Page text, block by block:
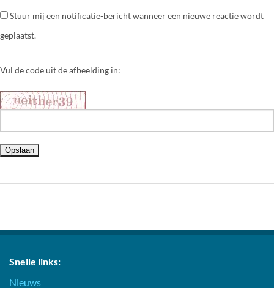
Stuur mij een notificatie-bericht wanneer een nieuwe reactie wordt
geplaatst.
Vul de code uit de afbeelding in:
Snelle links:
Nieuws